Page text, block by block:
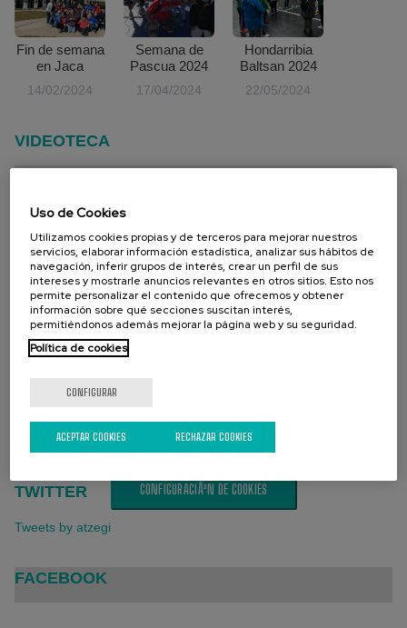
Fin de semana
en Jaca
14/02/2024
Semana de
Pascua 2024
17/04/2024
Hondarribia
Baltsan 2024
22/05/2024
VIDEOTECA
configuraciÃ³n de cookies. Para verlo
active:
Cookies publicitarias
TWITTER
Tweets by atzegi
FACEBOOK
configuraciÃ³n de cookies. Para verlo
CONFIGURACIÃ³N DE COOKIES
Uso de Cookies
Utilizamos cookies propias y de terceros para mejorar nuestros
servicios, elaborar información estadística, analizar sus hábitos de
navegación, inferir grupos de interés, crear un perfil de sus
intereses y mostrarle anuncios relevantes en otros sitios. Esto nos
permite personalizar el contenido que ofrecemos y obtener
información sobre qué secciones suscitan interés,
permitiéndonos además mejorar la página web y su seguridad.
Política de cookies
CONFIGURAR
RECHAZAR COOKIES
ACEPTAR COOKIES